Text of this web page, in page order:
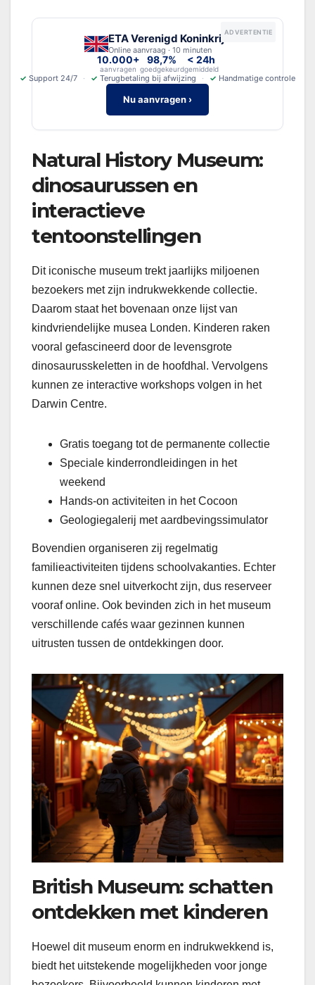
ADVERTENTIE
ETA Verenigd Koninkrijk
Online aanvraag · 10 minuten
10.000+
aanvragen
98,7%
goedgekeurd
< 24h
gemiddeld
✓ Support 24/7 ✓ Terugbetaling bij afwijzing ✓ Handmatige controle
Nu aanvragen ›
Natural History Museum:
dinosaurussen en
interactieve
tentoonstellingen
Dit iconische museum trekt jaarlijks miljoenen
bezoekers met zijn indrukwekkende collectie.
Daarom staat het bovenaan onze lijst van
kindvriendelijke musea Londen. Kinderen raken
vooral gefascineerd door de levensgrote
dinosaurusskeletten in de hoofdhal. Vervolgens
kunnen ze interactive workshops volgen in het
Darwin Centre.
Gratis toegang tot de permanente collectie
Speciale kinderrondleidingen in het
weekend
Hands-on activiteiten in het Cocoon
Geologiegalerij met aardbevingssimulator
Bovendien organiseren zij regelmatig
familieactiviteiten tijdens schoolvakanties. Echter
kunnen deze snel uitverkocht zijn, dus reserveer
vooraf online. Ook bevinden zich in het museum
verschillende cafés waar gezinnen kunnen
uitrusten tussen de ontdekkingen door.
British Museum: schatten
ontdekken met kinderen
Hoewel dit museum enorm en indrukwekkend is,
biedt het uitstekende mogelijkheden voor jonge